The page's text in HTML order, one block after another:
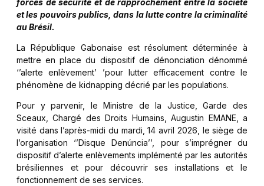
et les pouvoirs publics, dans la lutte contre la criminalité
au Brésil.
La République Gabonaise est résolument déterminée à
mettre en place du dispositif de dénonciation dénommé
‘’alerte enlèvement’ ’pour lutter efficacement contre le
phénomène de kidnapping décrié par les populations.
Pour y parvenir, le Ministre de la Justice, Garde des
Sceaux, Chargé des Droits Humains, Augustin EMANE, a
visité dans l’après-midi du mardi, 14 avril 2026, le siège de
l’organisation ‘’Disque Denúncia’’, pour s’imprégner du
dispositif d’alerte enlèvements implémenté par les autorités
brésiliennes et pour découvrir ses installations et le
fonctionnement de ses services.